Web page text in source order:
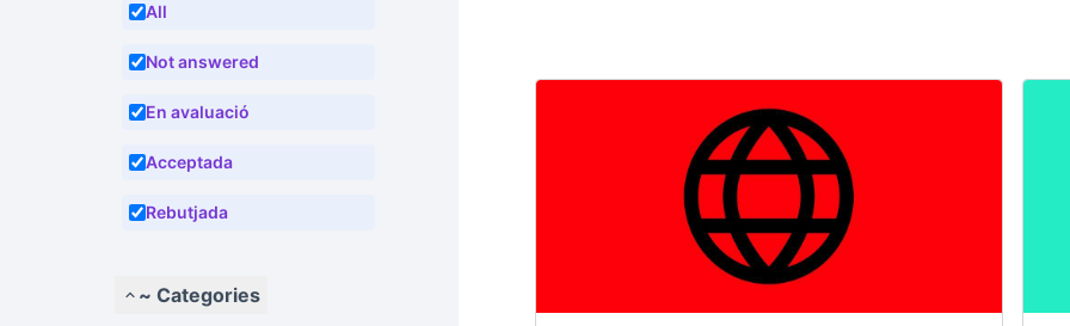
All
Not answered
En avaluació
Acceptada
Rebutjada
~ Categories